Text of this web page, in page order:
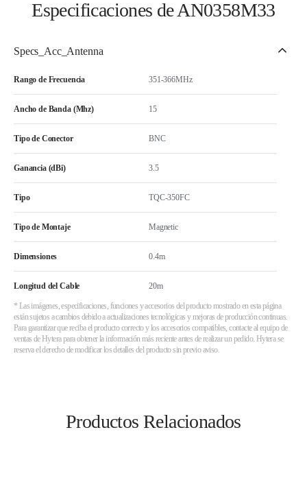
Especificaciones de AN0358M33
Specs_Acc_Antenna
Rango de Frecuencia 351-366MHz
Ancho de Banda (Mhz) 15
Tipo de Conector BNC
Ganancia (dBi) 3.5
Tipo TQC-350FC
Tipo de Montaje Magnetic
Dimensiones 0.4m
Longitud del Cable 20m
* Las imágenes, especificaciones, funciones y accesorios del producto mostrado en esta página
están sujetos a cambios debido a actualizaciones tecnológicas y mejoras de producción continuas.
Para garantizar que reciba el producto correcto y los accesorios compatibles, contacte al equipo de
ventas de Hytera para obtener la información más reciente antes de realizar un pedido. Hytera se
reserva el derecho de modificar los detalles del producto sin previo aviso.
Productos Relacionados